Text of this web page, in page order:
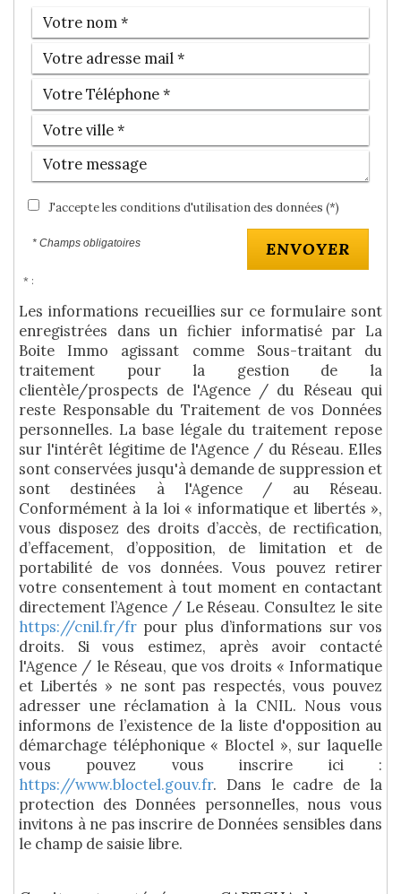
J'accepte les conditions d'utilisation des données (*)
* Champs obligatoires ENVOYER
* :
Les informations recueillies sur ce formulaire sont
enregistrées dans un fichier informatisé par La
Boite Immo agissant comme Sous-traitant du
traitement pour la gestion de la
clientèle/prospects de l'Agence / du Réseau qui
reste Responsable du Traitement de vos Données
personnelles. La base légale du traitement repose
sur l'intérêt légitime de l'Agence / du Réseau. Elles
sont conservées jusqu'à demande de suppression et
sont destinées à l'Agence / au Réseau.
Conformément à la loi « informatique et libertés »,
vous disposez des droits d’accès, de rectification,
d’effacement, d’opposition, de limitation et de
portabilité de vos données. Vous pouvez retirer
votre consentement à tout moment en contactant
directement l’Agence / Le Réseau. Consultez le site
https://cnil.fr/fr pour plus d’informations sur vos
droits. Si vous estimez, après avoir contacté
l'Agence / le Réseau, que vos droits « Informatique
et Libertés » ne sont pas respectés, vous pouvez
adresser une réclamation à la CNIL. Nous vous
informons de l’existence de la liste d'opposition au
démarchage téléphonique « Bloctel », sur laquelle
vous pouvez vous inscrire ici :
https://www.bloctel.gouv.fr. Dans le cadre de la
protection des Données personnelles, nous vous
invitons à ne pas inscrire de Données sensibles dans
le champ de saisie libre.